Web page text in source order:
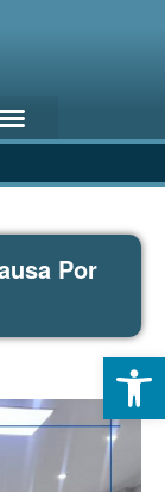
Por